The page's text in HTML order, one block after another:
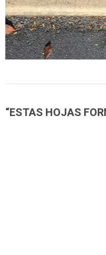
“ESTAS HOJAS